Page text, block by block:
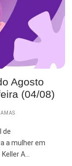
Agosto
(04/08)
de
a mulher em
A…